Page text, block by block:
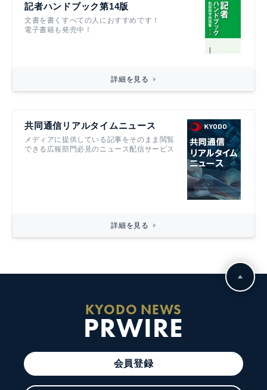
記者ハンドブック第14版
文書を書くすべての人におすすめです！
電子書籍も発売中！
詳細を見る
共同通信リアルタイムニュース
メディアに提供している記事をそのまま閲覧
できる広報部門必見のニュース配信サービス
詳細を見る
KYODO NEWS
PRWIRE
会員登録